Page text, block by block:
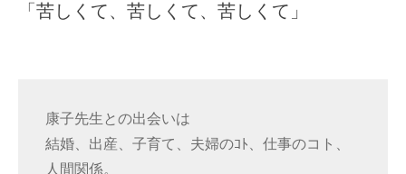
「苦しくて、苦しくて、苦しくて」
康子先生との出会いは
結婚、出産、子育て、夫婦のｺﾄ、仕事のコト、
人間関係。